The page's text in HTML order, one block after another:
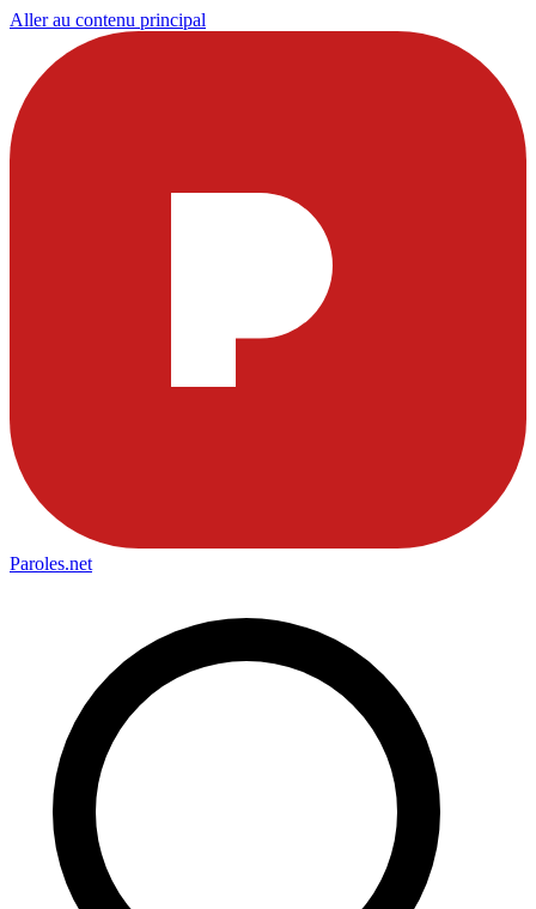
Aller au contenu principal
Paroles.net